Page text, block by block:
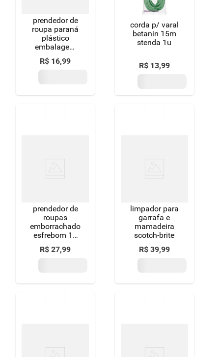
prendedor de
roupa paraná
plástico
embalagem
12 unidades
R$ 16,99
corda p/ varal
betanin 15m
stenda 1u
R$ 13,99
prendedor de
roupas
emborrachado
esfrebom 12
unidades
R$ 27,99
limpador para
garrafa e
mamadeira
scotch-brite
R$ 39,99